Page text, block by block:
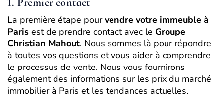
1. Premier contact
La première étape pourvendre votre immeuble à
Paris est de prendre contact avec le Groupe
Christian Mahout. Nous sommes là pour répondre
à toutes vos questions et vous aider à comprendre
le processus de vente. Nous vous fournirons
également des informations sur les prix du marché
immobilier à Paris et les tendances actuelles.